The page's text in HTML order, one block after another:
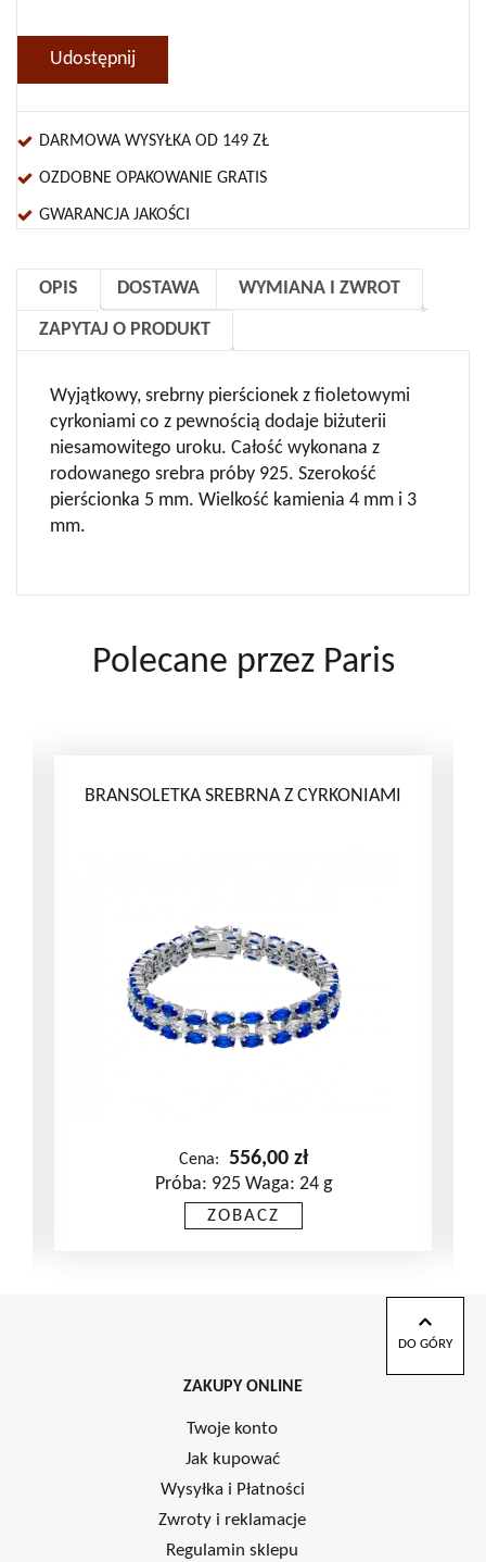
Udostępnij
DARMOWA WYSYŁKA OD 149 ZŁ
OZDOBNE OPAKOWANIE GRATIS
GWARANCJA JAKOŚCI
OPIS DOSTAWA
WYMIANA I ZWROT
ZAPYTAJ O PRODUKT
Wyjątkowy, srebrny pierścionek z fioletowymi
cyrkoniami co z pewnością dodaje biżuterii
niesamowitego uroku. Całość wykonana z
rodowanego srebra próby 925. Szerokość
pierścionka 5 mm. Wielkość kamienia 4 mm i 3
mm.
Polecane przez Paris
BRANSOLETKA SREBRNA Z CYRKONIAMI
Cena: 556,00 zł
Próba: 925 Waga: 24 g
ZOBACZ
ZAKUPY ONLINE
Twoje konto
Jak kupować
Wysyłka i Płatności
Zwroty i reklamacje
Regulamin sklepu
DO GÓRY